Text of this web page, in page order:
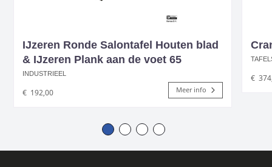
IJzeren Ronde Salontafel Houten blad
& IJzeren Plank aan de voet 65
INDUSTRIEEL
€ 192,00 Meer info
€